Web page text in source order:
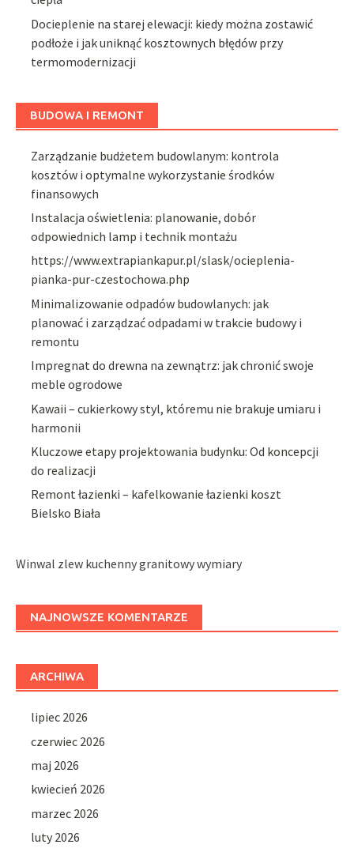
Docieplenie na starej elewacji: kiedy można zostawić
podłoże i jak uniknąć kosztownych błędów przy
termomodernizacji
BUDOWA I REMONT
Zarządzanie budżetem budowlanym: kontrola
kosztów i optymalne wykorzystanie środków
finansowych
Instalacja oświetlenia: planowanie, dobór
odpowiednich lamp i technik montażu
https://www.extrapiankapur.pl/slask/ocieplenia-
pianka-pur-czestochowa.php
Minimalizowanie odpadów budowlanych: jak
planować i zarządzać odpadami w trakcie budowy i
remontu
Impregnat do drewna na zewnątrz: jak chronić swoje
meble ogrodowe
Kawaii – cukierkowy styl, któremu nie brakuje umiaru i
harmonii
Kluczowe etapy projektowania budynku: Od koncepcji
do realizacji
Remont łazienki – kafelkowanie łazienki koszt
Bielsko Biała
Winwal zlew kuchenny granitowy wymiary
NAJNOWSZE KOMENTARZE
ARCHIWA
lipiec 2026
czerwiec 2026
maj 2026
kwiecień 2026
marzec 2026
luty 2026